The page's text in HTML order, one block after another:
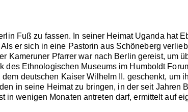
Fuß zu fassen. In seiner Heimat Uganda hat
er sich in eine Pastorin aus Schöneberg
Kameruner Pfarrer war nach Berlin gereist, um
des Ethnologischen Museums im Humboldt
deutschen Kaiser Wilhelm II. geschenkt,
in seine Heimat zu bringen, in der seit Jahren
in wenigen Monaten antreten darf, ermittelt auf